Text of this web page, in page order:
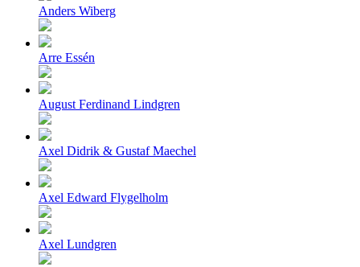
Anders Wiberg
Arre Essén
August Ferdinand Lindgren
Axel Didrik & Gustaf Maechel
Axel Edward Flygelholm
Axel Lundgren